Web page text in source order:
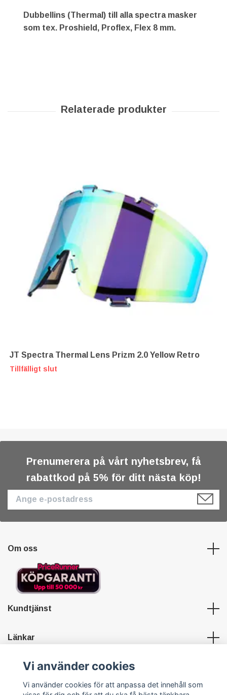
Dubbellins (Thermal) till alla spectra masker
som tex. Proshield, Proflex, Flex 8 mm.
JT Spectra Thermal Lens Prizm 2.0 Yellow Retro
Tillfälligt slut
Prenumerera på vårt nyhetsbrev, få
rabattkod på 5% för ditt nästa köp!
Om oss
Kundtjänst
Länkar
Sociala medier
Vi använder cookies
Vi använder cookies för att anpassa det innehåll som